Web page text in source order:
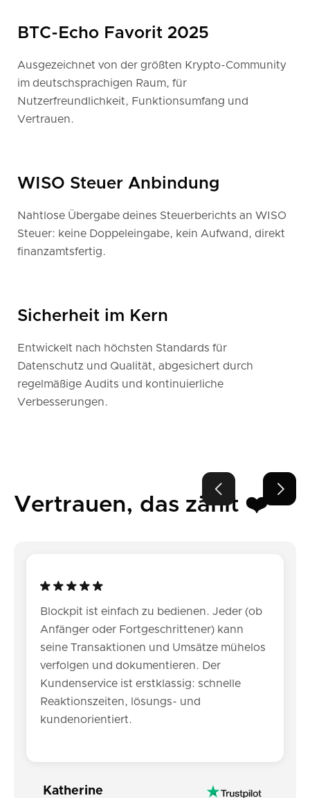
BTC-Echo Favorit 2025
Ausgezeichnet von der größten Krypto-Community
im deutschsprachigen Raum, für
Nutzerfreundlichkeit, Funktionsumfang und
Vertrauen.
WISO Steuer Anbindung
Nahtlose Übergabe deines Steuerberichts an WISO
Steuer: keine Doppeleingabe, kein Aufwand, direkt
finanzamtsfertig.
Sicherheit im Kern
Entwickelt nach höchsten Standards für
Datenschutz und Qualität, abgesichert durch
regelmäßige Audits und kontinuierliche
Verbesserungen.
Vertrauen, das zählt ❤️
Blockpit ist einfach zu bedienen. Jeder (ob
Anfänger oder Fortgeschrittener) kann
seine Transaktionen und Umsätze mühelos
verfolgen und dokumentieren. Der
Kundenservice ist erstklassig: schnelle
Reaktionszeiten, lösungs- und
kundenorientiert.
Katherine
 